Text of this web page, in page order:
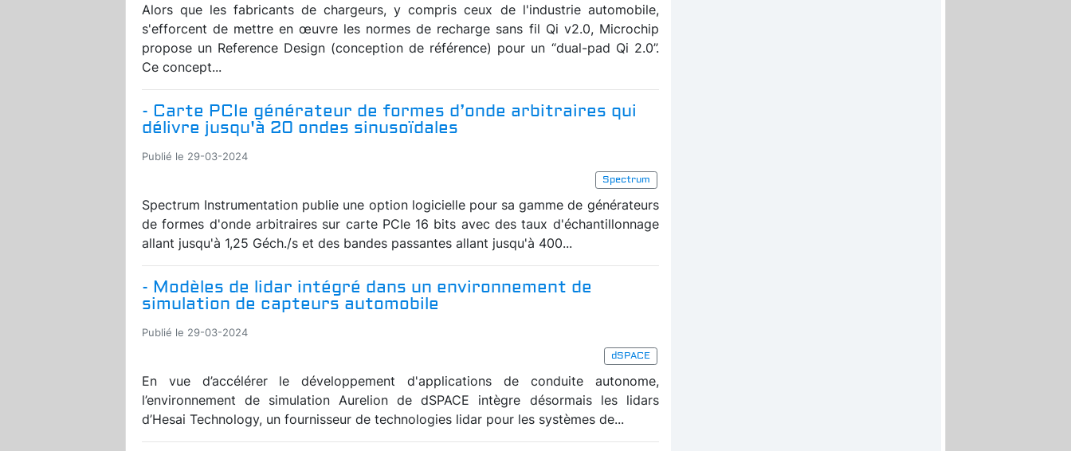
Alors que les fabricants de chargeurs, y compris ceux de l'industrie automobile,
s'efforcent de mettre en œuvre les normes de recharge sans fil Qi v2.0, Microchip
propose un Reference Design (conception de référence) pour un “dual-pad Qi 2.0”.
Ce concept...
- Carte PCIe générateur de formes d’onde arbitraires qui
délivre jusqu'à 20 ondes sinusoïdales
Publié le 29-03-2024
Spectrum
Spectrum Instrumentation publie une option logicielle pour sa gamme de générateurs
de formes d'onde arbitraires sur carte PCIe 16 bits avec des taux d'échantillonnage
allant jusqu'à 1,25 Géch./s et des bandes passantes allant jusqu'à 400...
- Modèles de lidar intégré dans un environnement de
simulation de capteurs automobile
Publié le 29-03-2024
dSPACE
En vue d’accélérer le développement d'applications de conduite autonome,
l’environnement de simulation Aurelion de dSPACE intègre désormais les lidars
d’Hesai Technology, un fournisseur de technologies lidar pour les systèmes de...